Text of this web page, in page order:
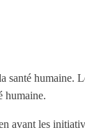
santé
humaine.
avant les